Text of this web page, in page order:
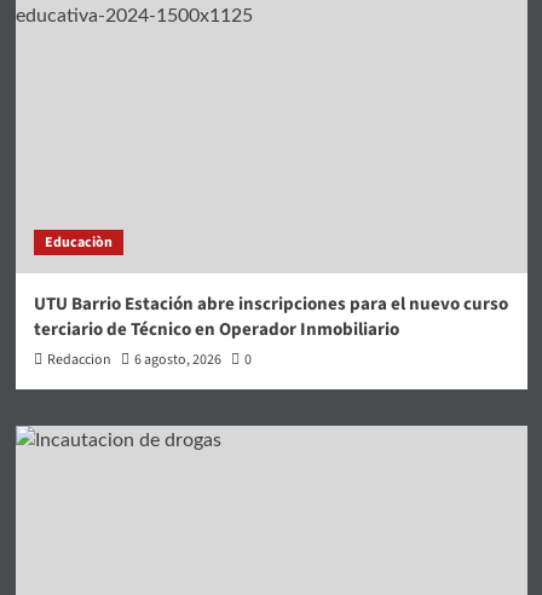
Educaciòn
UTU Barrio Estación abre inscripciones para el nuevo curso
terciario de Técnico en Operador Inmobiliario
Redaccion 6 agosto, 2026 0